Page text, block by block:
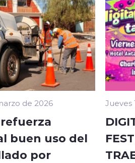
de 2026
buen uso del
por
Jueves